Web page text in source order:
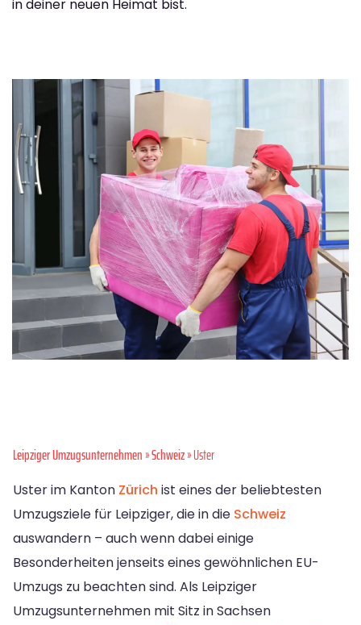
in deiner neuen Heimat bist.
Leipziger Umzugsunternehmen»Schweiz» Uster
Uster im Kanton Zürich ist eines der beliebtesten
Umzugsziele für Leipziger, die in die Schweiz
auswandern – auch wenn dabei einige
Besonderheiten jenseits eines gewöhnlichen EU-
Umzugs zu beachten sind. Als Leipziger
Umzugsunternehmen mit Sitz in Sachsen